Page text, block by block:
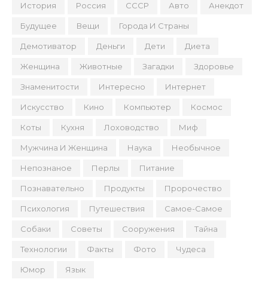
История Россия СССР Авто Анекдот
Будущее Вещи Города И Страны
Демотиватор Деньги Дети Диета
Женщина Животные Загадки Здоровье
Знаменитости Интересно Интернет
Искусство Кино Компьютер Космос
Коты Кухня Лоховодство Миф
Мужчина И Женщина Наука Необычное
Непознаное Перлы Питание
Познавательно Продукты Пророчество
Психология Путешествия Самое-Самое
Собаки Советы Сооружения Тайна
Технологии Факты Фото Чудеса
Юмор Язык